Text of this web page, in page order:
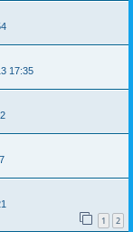
17:35
1 2